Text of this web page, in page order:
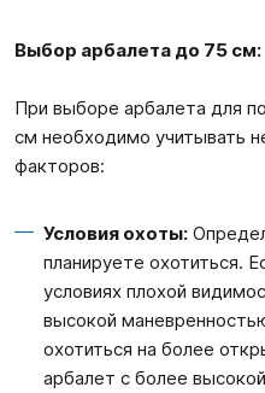
Выбор арбалета до 75 см:
При выборе арбалета для
см необходимо учитывать
факторов:
Условия охоты:
планируете охотиться.
условиях плохой
высокой
охотиться на более
арбалет с более